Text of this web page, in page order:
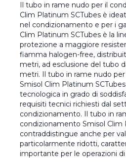
Il tubo in rame nudo per il
Clim Platinum SCTubes è
nel condizionamento e per i
Clim Platinum SCTubes è la
protezione a maggiore
fiamma halogen-free,
metri, ad esclusione del tubo
metri. Il tubo in rame nudo
Smisol Clim Platinum
tecnologica in grado di
requisiti tecnici richiesti dal
condizionamento. Il tubo in
condizionamento Smisol Clim
contraddistingue anche per
particolarmente ridotti,
importante per le operazioni